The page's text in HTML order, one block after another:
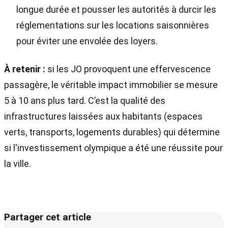
longue durée et pousser les autorités à durcir les
réglementations sur les locations saisonnières
pour éviter une envolée des loyers.
À retenir : si les JO provoquent une effervescence
passagère, le véritable impact immobilier se mesure
5 à 10 ans plus tard. C’est la qualité des
infrastructures laissées aux habitants (espaces
verts, transports, logements durables) qui détermine
si l'investissement olympique a été une réussite pour
la ville.
Partager cet article